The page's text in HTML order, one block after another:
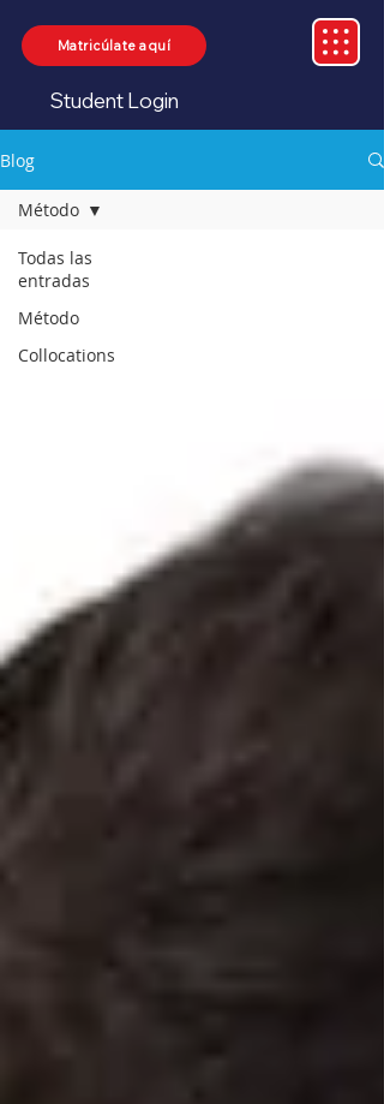
Matricúlate aquí
Student Login
Blog
Todas las
entradas
Método
Collocations
Método